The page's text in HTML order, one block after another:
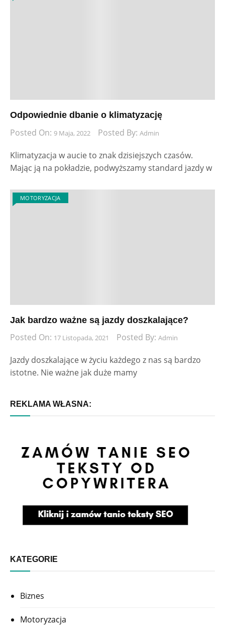
Odpowiednie dbanie o klimatyzację
Posted On: 9 Maja, 2022 Posted By: Admin
Klimatyzacja w aucie to znak dzisiejszych czasów.
Mając ją na pokładzie, podwyższamy standard jazdy w
MOTORYZACJA
Jak bardzo ważne są jazdy doszkalające?
Posted On: 17 Listopada, 2021 Posted By: Admin
Jazdy doszkalające w życiu każdego z nas są bardzo
istotne. Nie ważne jak duże mamy
REKLAMA WŁASNA:
KATEGORIE
Biznes
Motoryzacja